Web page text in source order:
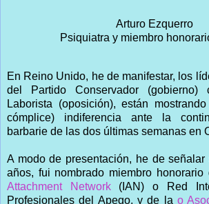
Arturo Ezquerro
Psiquiatra y miembro
En Reino Unido, he de manifestar, los
del Partido Conservador (gobierno)
Laborista (oposición), están
cómplice) indiferencia ante la
barbarie de las dos últimas semanas en
A modo de presentación, he de
años, fui nombrado miembro honorario
Attachment Network(IAN) o Red
Profesionales del Apego, y de la o